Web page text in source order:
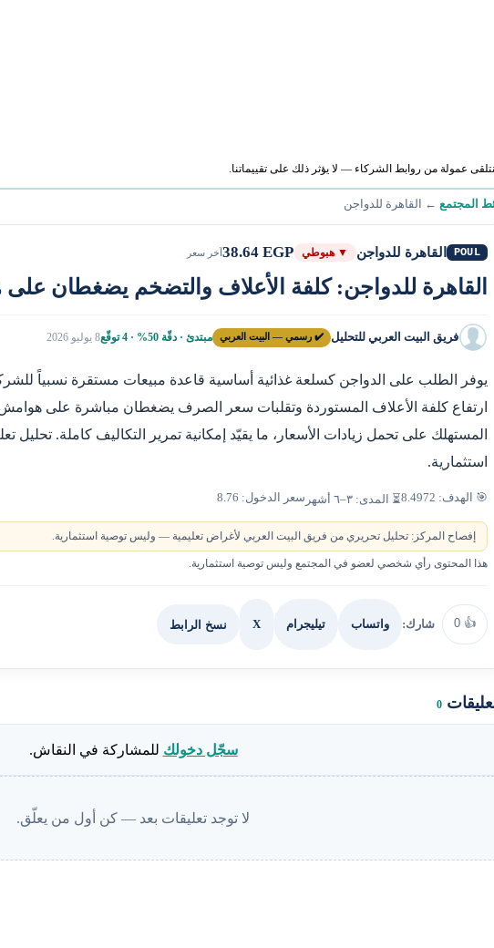
عمولة من روابط الشركاء — لا يؤثر ذلك على تقييماتنا.
المجتمع ← القاهرة للدواجن
POUL القاهرة للدواجن ▼ هبوطي 38.64 EGPآخر سعر
القاهرة للدواجن: كلفة الأعلاف والتضخم يضغطان
فريق البيت العربي للتحليل ✔️ رسمي — البيت العربي مبتدئ · دقّة 50% · 4 توقّع 8 يوليو 2026
يوفر الطلب على الدواجن كسلعة غذائية أساسية قاعدة مبيعات مستقرة نسبياً
ارتفاع كلفة الأعلاف المستوردة وتقلبات سعر الصرف يضغطان مباشرة على
المستهلك على تحمل زيادات الأسعار، ما يقيّد إمكانية تمرير التكاليف كاملة. تحليل
استثمارية.
🎯 الهدف: 8.4972 ⏳ المدى: ٣–٦ أشهر سعر الدخول: 8.76
إفصاح المركز: تحليل تحريري من فريق البيت العربي لأغراض تعليمية — وليس توصية استثمارية.
هذا المحتوى رأي شخصي لعضو في المجتمع وليس توصية استثمارية.
👍
0 شارك: واتساب تيليجرام X نسخ الرابط
0
سجّل دخولك للمشاركة في النقاش.
لا توجد تعليقات بعد — كن أول من يعلّق.